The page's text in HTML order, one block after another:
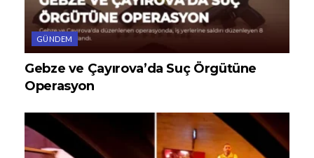
GÜNDEM
Gebze ve Çayırova’da Suç Örgütüne
Operasyon